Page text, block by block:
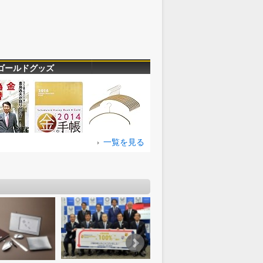
ールドグッズ
一覧を見る